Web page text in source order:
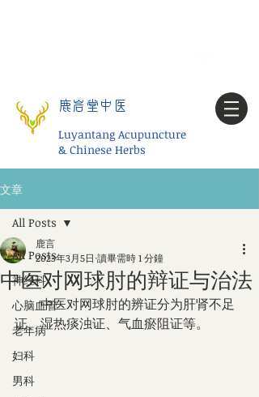
鹿岩堂中医
Luyantang Acupuncture
& Chinese Herbs
文章
All Posts
神经科
心脑血管
老年病
妇科
男科
All Posts
中医对网球肘的辩证与治法
鹿言
2023年3月5日 讀畢需時 1 分鐘
中医对网球肘的辨证分为肝肾不足
证、湿热痰浊证、气血瘀阻证等。